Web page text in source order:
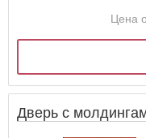
Цена
Дверь с